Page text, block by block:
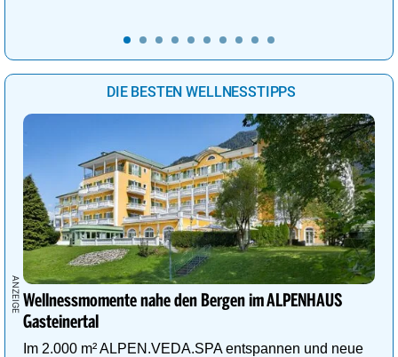
DIE BESTEN WELLNESSTIPPS
Wellnessmomente nahe den Bergen im ALPENHAUS
Gasteinertal
Im 2.000 m² ALPEN.VEDA.SPA entspannen und neue